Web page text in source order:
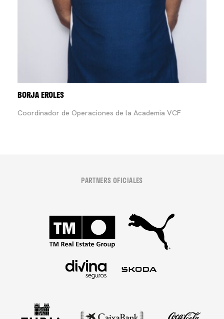
BORJA EROLES
Coordinador de Operaciones de la Academia VCF
PARTNERS OFICIALES